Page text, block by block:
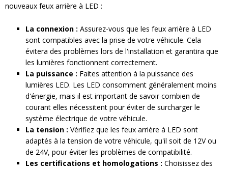
nouveaux feux arrière à LED :
La connexion : Assurez-vous que les feux arrière à LED
sont compatibles avec la prise de votre véhicule. Cela
évitera des problèmes lors de l'installation et garantira que
les lumières fonctionnent correctement.
La puissance : Faites attention à la puissance des
lumières LED. Les LED consomment généralement moins
d'énergie, mais il est important de savoir combien de
courant elles nécessitent pour éviter de surcharger le
système électrique de votre véhicule.
La tension : Vérifiez que les feux arrière à LED sont
adaptés à la tension de votre véhicule, qu'il soit de 12V ou
de 24V, pour éviter les problèmes de compatibilité.
Les certifications et homologations : Choisissez des